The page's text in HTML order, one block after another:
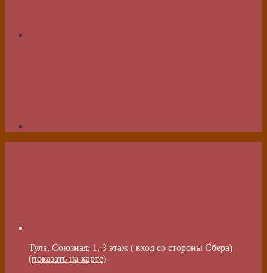
Тула, Союзная, 1, 3 этаж ( вход со стороны Сбера)
(показать на карте)